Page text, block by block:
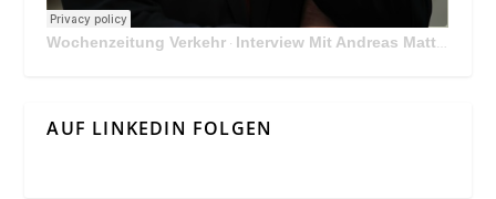
Wochenzeitung Verkehr · Interview Mit Andreas Matthä, CEO der ÖBB Holding
AUF LINKEDIN FOLGEN